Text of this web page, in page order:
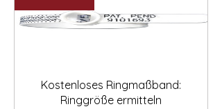
Kostenloses Ringmaßband:
Ringgröße ermitteln